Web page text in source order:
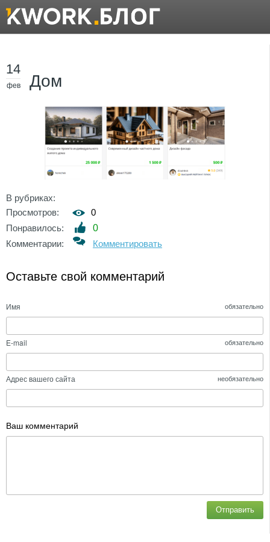
14
фев Дом
В рубриках:
Просмотров:
0
Понравилось:
0
Комментарии:
Комментировать
Оставьте свой комментарий
Имя обязательно
E-mail обязательно
Адрес вашего сайта необязательно
Ваш комментарий
Отправить